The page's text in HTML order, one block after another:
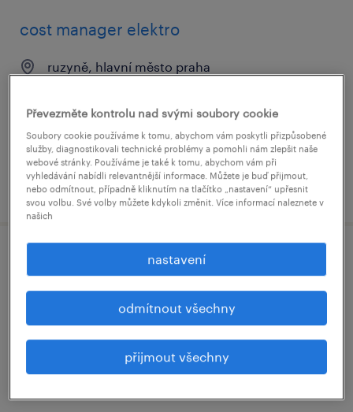
cost manager elektro
ruzyně, hlavní město praha
uveřejněno 5 srpna 2026
⚙️ elektromechanik (m/ž) – až 65 000 kč
dobříš, středočeský kraj
Převezměte kontrolu nad svými soubory cookie
Soubory cookie používáme k tomu, abychom vám poskytli přizpůsobené
služby, diagnostikovali technické problémy a pomohli nám zlepšit naše
webové stránky. Používáme je také k tomu, abychom vám při
vyhledávání nabídli relevantnější informace. Můžete je buď přijmout,
nebo odmítnout, případně kliknutím na tlačítko „nastavení“ upřesnit
svou volbu. Své volby můžete kdykoli změnit. Více informací naleznete v
našich
nastavení
odmítnout všechny
přijmout všechny